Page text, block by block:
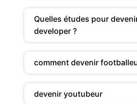
Quelles études pour
developer ?
comment devenir
devenir youtubeur